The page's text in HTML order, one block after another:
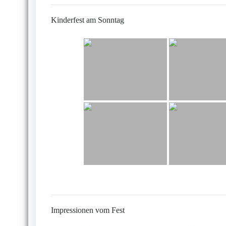
Kinderfest am Sonntag
Impressionen vom Fest